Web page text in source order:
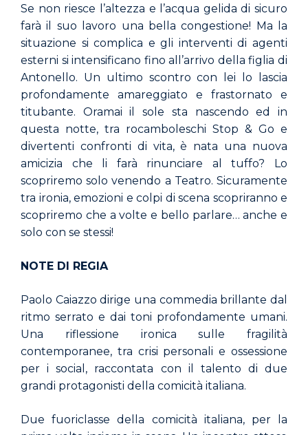
Se non riesce l’altezza e l’acqua gelida di sicuro
farà il suo lavoro una bella congestione! Ma la
situazione si complica e gli interventi di agenti
esterni si intensificano fino all’arrivo della figlia di
Antonello. Un ultimo scontro con lei lo lascia
profondamente amareggiato e frastornato e
titubante. Oramai il sole sta nascendo ed in
questa notte, tra rocamboleschi Stop & Go e
divertenti confronti di vita, è nata una nuova
amicizia che li farà rinunciare al tuffo? Lo
scopriremo solo venendo a Teatro. Sicuramente
tra ironia, emozioni e colpi di scena scopriranno e
scopriremo che a volte e bello parlare… anche e
solo con se stessi!
NOTE DI REGIA
Paolo Caiazzo dirige una commedia brillante dal
ritmo serrato e dai toni profondamente umani.
Una riflessione ironica sulle fragilità
contemporanee, tra crisi personali e ossessione
per i social, raccontata con il talento di due
grandi protagonisti della comicità italiana.
Duefuoriclassedella comicità italiana, per
la